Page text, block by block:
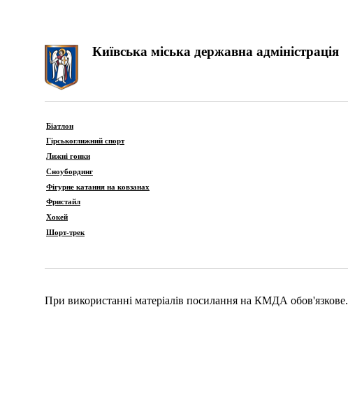
Київська міська державна адміністрація
Біатлон
Гірськоглижний спорт
Лижні гонки
Сноубординг
Фігурне катання на ковзанах
Фристайл
Хокей
Шорт-трек
При використанні матеріалів посилання на КМДА обов'язкове.